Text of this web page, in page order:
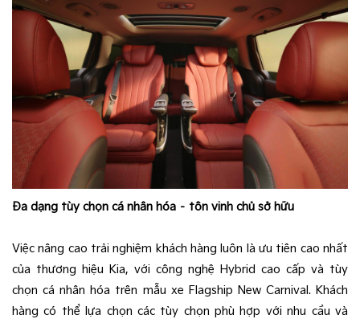
Đa dạng tùy chọn cá nhân hóa – tôn vinh chủ sở hữu
Việc nâng cao trải nghiệm khách hàng luôn là ưu tiên cao nhất
của thương hiệu Kia, với công nghệ Hybrid cao cấp và tùy
chọn cá nhân hóa trên mẫu xe Flagship New Carnival. Khách
hàng có thể lựa chọn các tùy chọn phù hợp với nhu cầu và